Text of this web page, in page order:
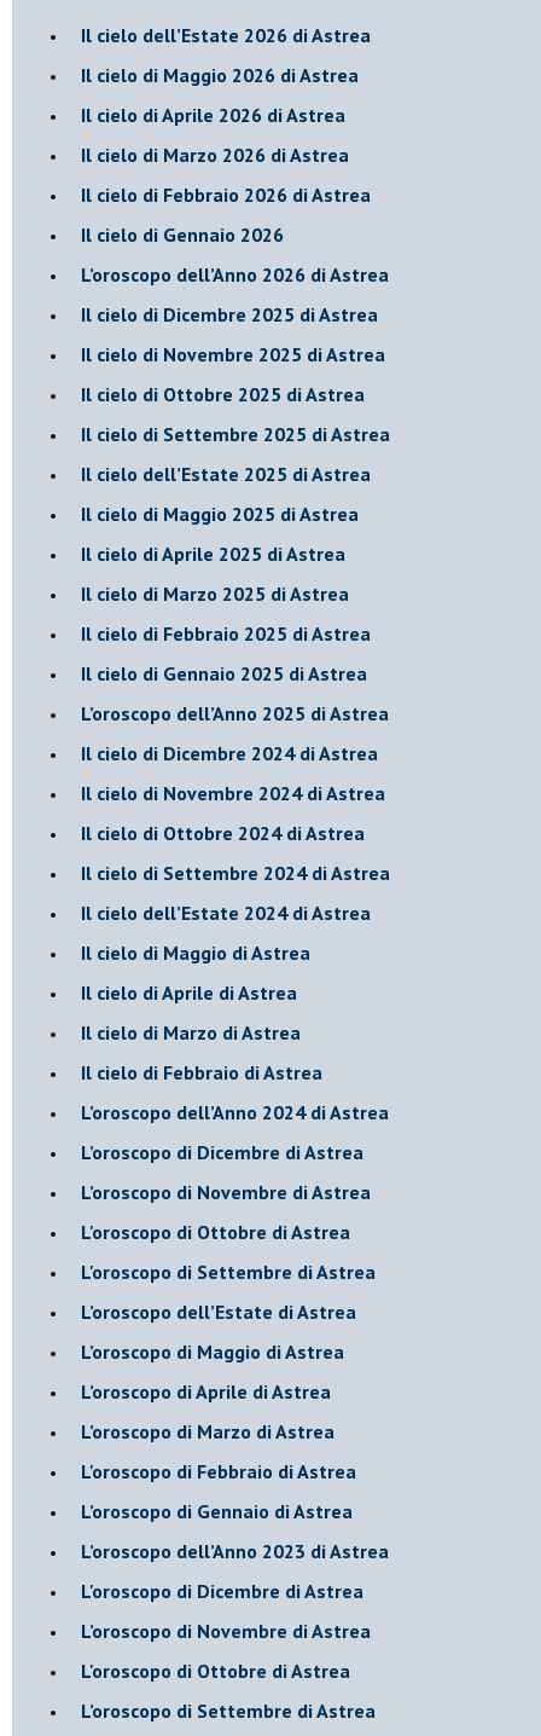
​Il cielo dell’Estate 2026 di Astrea
​Il cielo di Maggio 2026 di Astrea
​Il cielo di Aprile 2026 di Astrea
​Il cielo di Marzo 2026 di Astrea
​Il cielo di Febbraio 2026 di Astrea
Il cielo di Gennaio 2026
​L’oroscopo dell’Anno 2026 di Astrea
​Il cielo di Dicembre 2025 di Astrea
​Il cielo di Novembre 2025 di Astrea
​Il cielo di Ottobre 2025 di Astrea
Il cielo di Settembre 2025 di Astrea
Il cielo dell’Estate 2025 di Astrea
​Il cielo di Maggio 2025 di Astrea
​Il cielo di Aprile 2025 di Astrea
Il cielo di Marzo 2025 di Astrea
​Il cielo di Febbraio 2025 di Astrea
Il cielo di Gennaio 2025 di Astrea
​L’oroscopo dell’Anno 2025 di Astrea
​Il cielo di Dicembre 2024 di Astrea
Il cielo di Novembre 2024 di Astrea
​Il cielo di Ottobre 2024 di Astrea
​Il cielo di Settembre 2024 di Astrea
Il cielo dell’Estate 2024 di Astrea
Il cielo di Maggio di Astrea
Il cielo di Aprile di Astrea
​Il cielo di Marzo di Astrea
​Il cielo di Febbraio di Astrea
​L’oroscopo dell’Anno 2024 di Astrea
​L’oroscopo di Dicembre di Astrea
​L’oroscopo di Novembre di Astrea
L'oroscopo di Ottobre di Astrea
L'oroscopo di Settembre di Astrea
L’oroscopo dell’Estate di Astrea
​L’oroscopo di Maggio di Astrea
​L’oroscopo di Aprile di Astrea
L’oroscopo di Marzo di Astrea
L'oroscopo di Febbraio di Astrea
​L’oroscopo di Gennaio di Astrea
​L’oroscopo dell’Anno 2023 di Astrea
L'oroscopo di Dicembre di Astrea
L’oroscopo di Novembre di Astrea
L'oroscopo di Ottobre di Astrea
​L’oroscopo di Settembre di Astrea